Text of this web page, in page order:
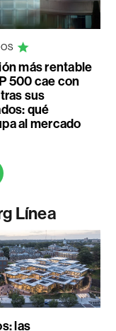
más rentable
500 cae con
sus
qué
al mercado
Línea
las